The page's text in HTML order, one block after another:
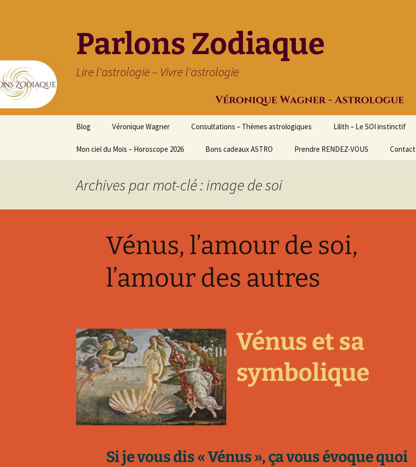
Parlons Zodiaque
Lire l'astrologie – Vivre l'astrologie
contenu
Blog Véronique Wagner Consultations – Thèmes astrologiques Lilith – Le SOI instinctif
Mon ciel du Mois – Horoscope 2026 Bons cadeaux ASTRO Prendre RENDEZ-VOUS Contact
Archives par mot-clé : image de soi
Vénus, l’amour de soi,
l’amour des autres
Vénus et sa
symbolique
Si je vous dis « Vénus », ça vous évoque quoi